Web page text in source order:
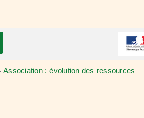
Association : évolution des ressources